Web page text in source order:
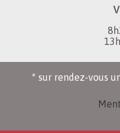
* sur rendez-vous